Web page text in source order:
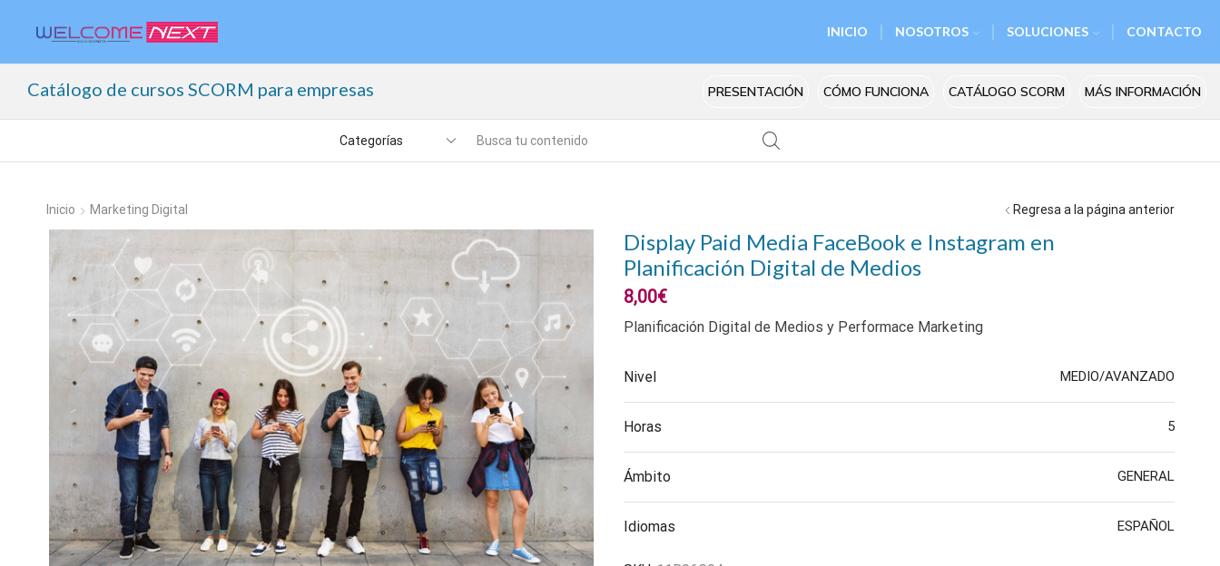
INICIO NOSOTROS SOLUCIONES CONTACTO
Catálogo de cursos SCORM para empresas PRESENTACIÓN CÓMO FUNCIONA CATÁLOGO SCORM MÁS INFORMACIÓN
Inicio Marketing Digital Regresa a la página anterior
Display Paid Media FaceBook e Instagram en
Planificación Digital de Medios
8,00€
Planificación Digital de Medios y Performace Marketing
Nivel MEDIO/AVANZADO
Horas 5
Ámbito GENERAL
Idiomas ESPAÑOL